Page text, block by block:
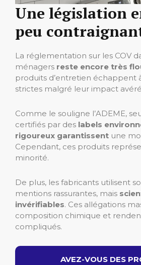
Une législation
peu
La réglementation sur les COV
ménagers reste encore très
produits d’entretien échappent
strictes malgré leur impact
Comme le souligne l’ADEME,
certifiés par des labels
rigoureux garantissent une
Cependant, ces produits
minorité.
De plus, les fabricants utilisent
mentions rassurantes, mais
invérifiables. Ces allégations
composition chimique et
compliqués.
AVEZ-VOUS DES